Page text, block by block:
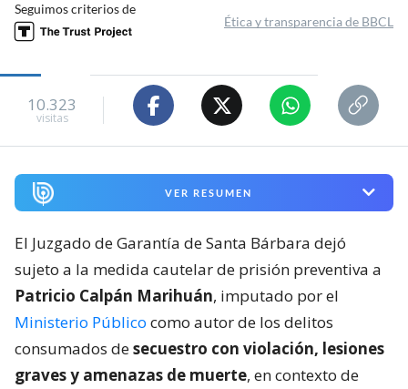
Seguimos criterios de
Ética y transparencia de BBCL
10.323
visitas
VER RESUMEN
El Juzgado de Garantía de Santa Bárbara dejó
sujeto a la medida cautelar de prisión preventiva a
Patricio Calpán Marihuán, imputado por el
Ministerio Público como autor de los delitos
consumados desecuestro con violación, lesiones
graves y amenazas de muerte, en contexto de